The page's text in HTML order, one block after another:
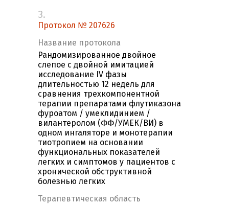
3.
Протокол № 207626
Название протокола
Рандомизированное двойное
слепое с двойной имитацией
исследование IV фазы
длительностью 12 недель для
сравнения трехкомпонентной
терапии препаратами флутиказона
фуроатом / умеклидинием /
вилантеролом (ФФ/УМЕК/ВИ) в
одном ингаляторе и монотерапии
тиотропием на основании
функциональных показателей
легких и симптомов у пациентов с
хронической обструктивной
болезнью легких
Терапевтическая область